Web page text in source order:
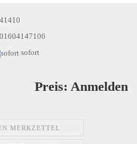
sofort
Preis: Anmelden
MERKZETTEL